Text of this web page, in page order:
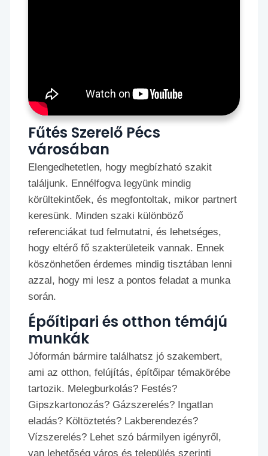
Fűtés Szerelő Pécs
városában
Elengedhetetlen, hogy megbízható szakit
találjunk. Ennélfogva legyünk mindig
körültekintőek, és megfontoltak, mikor partnert
keresünk. Minden szaki különböző
referenciákat tud felmutatni, és lehetséges,
hogy eltérő fő szakterületeik vannak. Ennek
köszönhetően érdemes mindig tisztában lenni
azzal, hogy mi lesz a pontos feladat a munka
során.
Épőítipari és otthon témájú
munkák
Jóformán bármire találhatsz jó szakembert,
ami az otthon, felújítás, építőipar témakörébe
tartozik. Melegburkolás? Festés?
Gipszkartonozás? Gázszerelés? Ingatlan
eladás? Költöztetés? Lakberendezés?
Vízszerelés? Lehet szó bármilyen igényről,
van lehetőség város és település szerinti